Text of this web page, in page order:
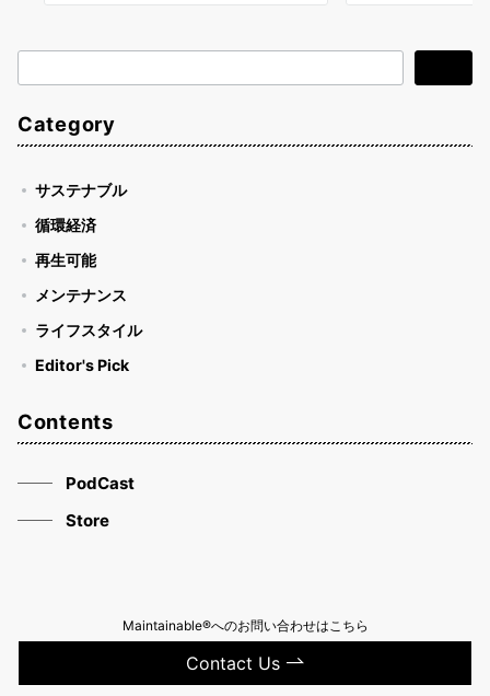
索
Category
サステナブル
循環経済
再生可能
メンテナンス
ライフスタイル
Editor's Pick
Contents
PodCast
Store
Maintainable®へのお問い合わせはこちら
Contact Us